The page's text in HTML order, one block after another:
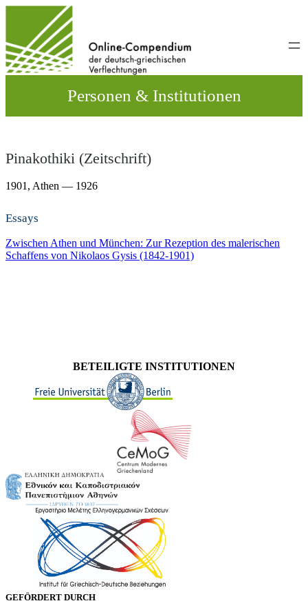
wechseln
Personen & Institutionen
Pinakothiki (Zeitschrift)
1901, Athen — 1926
Essays
Zwischen Athen und München: Zur Rezeption des malerischen
Schaffens von Nikolaos Gysis (1842-1901)
BETEILIGTE INSTITUTIONEN
GEFÖRDERT DURCH